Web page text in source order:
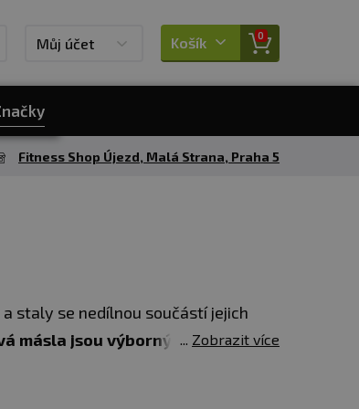
Můj účet Košík 0
Fitness Shop Újezd, Malá Strana, Praha 5
staly se nedílnou součástí jejich
másla jsou výborným zdrojem
Zobrazit více